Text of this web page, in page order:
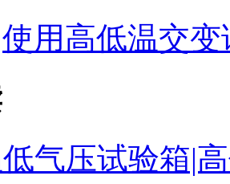
使用高低温交
气压试验箱|